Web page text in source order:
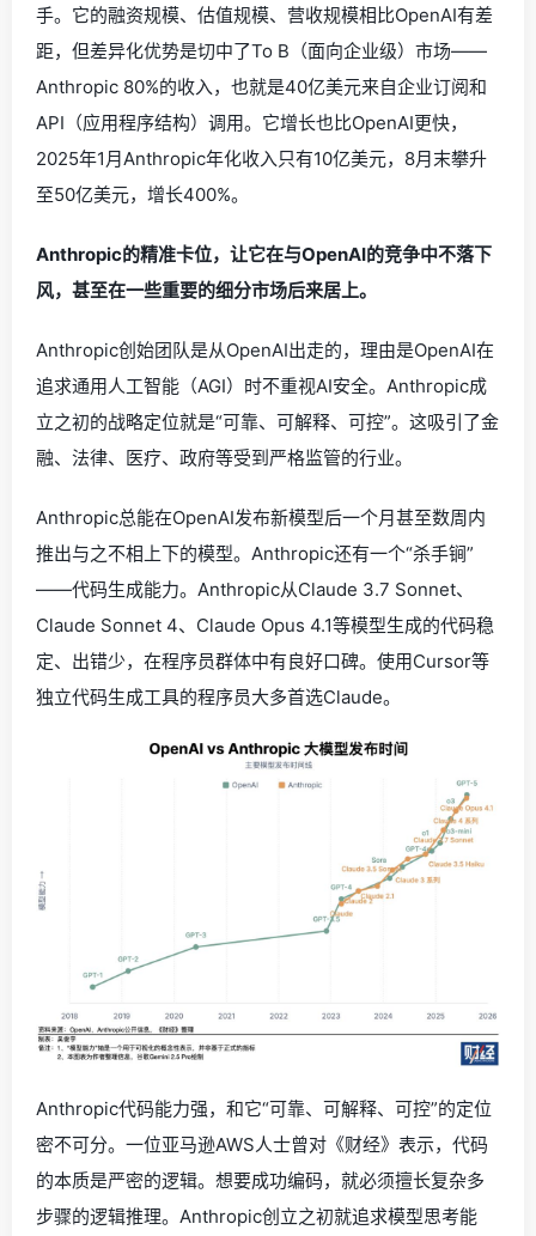
手。它的融资规模、估值规模、营收规模相比OpenAI有差
距，但差异化优势是切中了To B（面向企业级）市场——
Anthropic 80%的收入，也就是40亿美元来自企业订阅和
API（应用程序结构）调用。它增长也比OpenAI更快，
2025年1月Anthropic年化收入只有10亿美元，8月末攀升
至50亿美元，增长400%。
Anthropic的精准卡位，让它在与OpenAI的竞争中不落下
风，甚至在一些重要的细分市场后来居上。
Anthropic创始团队是从OpenAI出走的，理由是OpenAI在
追求通用人工智能（AGI）时不重视AI安全。Anthropic成
立之初的战略定位就是“可靠、可解释、可控”。这吸引了金
融、法律、医疗、政府等受到严格监管的行业。
Anthropic总能在OpenAI发布新模型后一个月甚至数周内
推出与之不相上下的模型。Anthropic还有一个“杀手锏”
——代码生成能力。Anthropic从Claude 3.7 Sonnet、
Claude Sonnet 4、Claude Opus 4.1等模型生成的代码稳
定、出错少，在程序员群体中有良好口碑。使用Cursor等
独立代码生成工具的程序员大多首选Claude。
Anthropic代码能力强，和它“可靠、可解释、可控”的定位
密不可分。一位亚马逊AWS人士曾对《财经》表示，代码
的本质是严密的逻辑。想要成功编码，就必须擅长复杂多
步骤的逻辑推理。Anthropic创立之初就追求模型思考能